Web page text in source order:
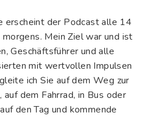
erscheint der Podcast alle 14
Mein Ziel war und ist
Geschäftsführer und alle
mit wertvollen Impulsen
ich Sie auf dem Weg zur
dem Fahrrad, in Bus oder
den Tag und kommende